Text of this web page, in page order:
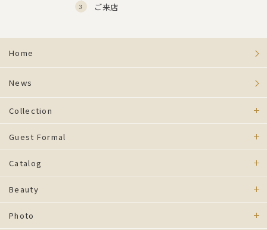
ご来店
Home
News
Collection
Guest Formal
Catalog
Beauty
Photo